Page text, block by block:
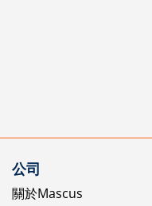
公司
關於Mascus